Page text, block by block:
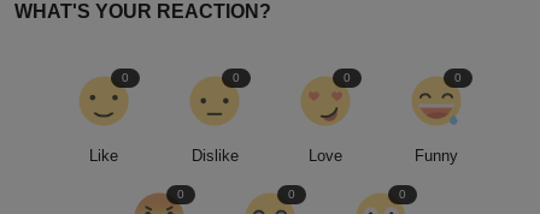
WHAT'S YOUR REACTION?
Like
0
Dislike
0
Love
0
Funny
0
0 0 0